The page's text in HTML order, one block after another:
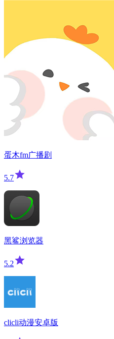
蛋木fm广播剧
5.7
黑鲨浏览器
5.2
clicli动漫安卓版